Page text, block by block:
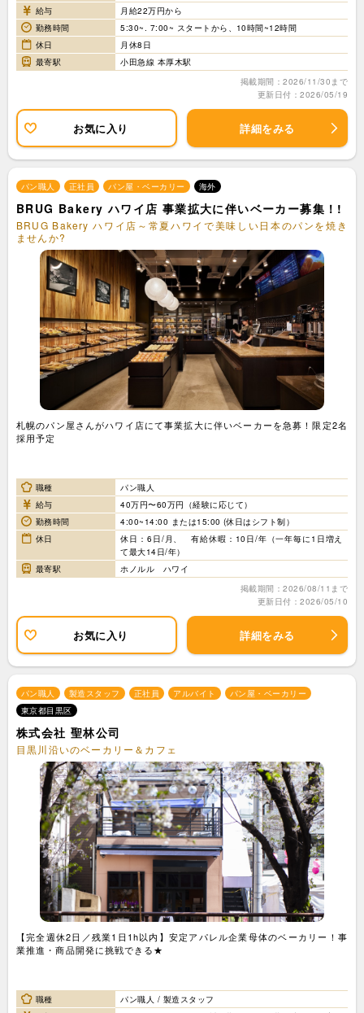
給与
月給22万円から
勤務時間
5:30~. 7:00~ スタートから、10時間~12時間
休日
月休8日
最寄駅
小田急線 本厚木駅
掲載期間：2026/11/30まで
更新日付：2026/05/19
お気に入り 詳細をみる
パン職人 正社員 パン屋・ベーカリー 海外
BRUG Bakery ハワイ店 事業拡大に伴いベーカー募集！!
BRUG Bakery ハワイ店～常夏ハワイで美味しい日本のパンを焼き
ませんか?
札幌のパン屋さんがハワイ店にて事業拡大に伴いベーカーを急募！限定2名
採用予定
職種
パン職人
給与
40万円〜60万円（経験に応じて）
勤務時間
4:00~14:00 または15:00 (休日はシフト制）
休日
休日：6日/月、 有給休暇：10日/年（一年毎に1日増え
て最大14日/年）
最寄駅
ホノルル ハワイ
掲載期間：2026/08/11まで
更新日付：2026/05/10
お気に入り 詳細をみる
パン職人 製造スタッフ 正社員 アルバイト
パン屋・ベーカリー
東京都目黒区
株式会社 聖林公司
目黒川沿いのベーカリー＆カフェ
【完全週休2日／残業1日1h以内】安定アパレル企業母体のベーカリー！事
業推進・商品開発に挑戦できる★
職種
パン職人 / 製造スタッフ